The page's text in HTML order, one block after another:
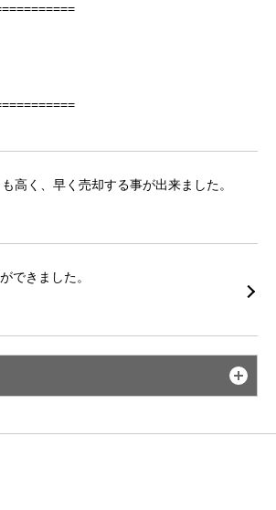
高く、早く売却する事が出来ました。
できました。